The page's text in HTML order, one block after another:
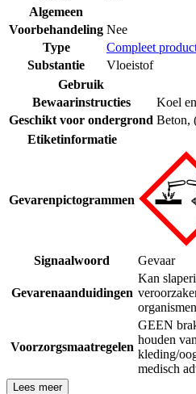
Algemeen
Voorbehandeling Nee
Type
Compleet
Substantie
Vloeistof
Gebruik
Bewaarinstructies
Koel
Geschikt voor ondergrond Beton,
Etiketinformatie
Gevarenpictogrammen
Signaalwoord Gevaar
Gevarenaanduidingen
Kan
Voorzorgsmaatregelen
GEEN
houden
kleding/
medisch
Lees meer